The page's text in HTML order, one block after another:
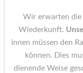
Wir erwarten die
Wiederkunft.
innen müssen den
können. Dies
dienende Weise